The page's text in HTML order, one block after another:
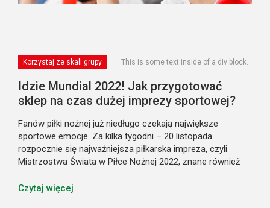
Korzystaj ze skali grupy This is some text inside of a div block.
Idzie Mundial 2022! Jak przygotować
sklep na czas dużej imprezy sportowej?
Fanów piłki nożnej już niedługo czekają największe
sportowe emocje. Za kilka tygodni – 20 listopada
rozpocznie się najważniejsza piłkarska impreza, czyli
Mistrzostwa Świata w Piłce Nożnej 2022, znane również
do oczekiwań kibiców. Piłka n...
Czytaj więcej